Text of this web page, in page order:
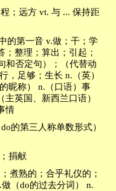
；远方 vt. 与 ... 保持距
的第一音 v.做；干；学
；整理；算出；引起；
和否定句）；（代替动
，足够；生长 n.（英）
昵称） n.（口语）事
英国、新西兰口语）
情
的第三人称单数形式）
捐献
煮熟的；合乎礼仪的；
（do的过去分词） n.